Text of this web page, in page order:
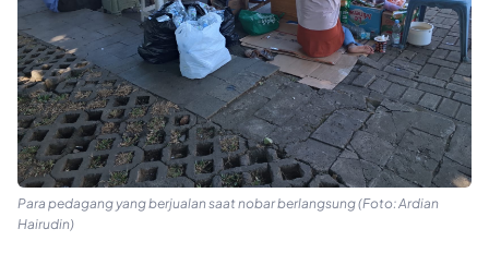
Para pedagang yang berjualan saat nobar berlangsung (Foto: Ardian
Hairudin)